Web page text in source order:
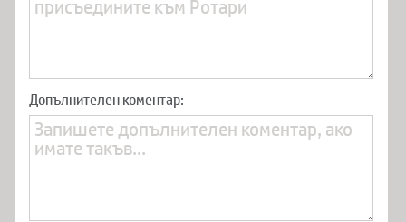
Допълнителен коментар: